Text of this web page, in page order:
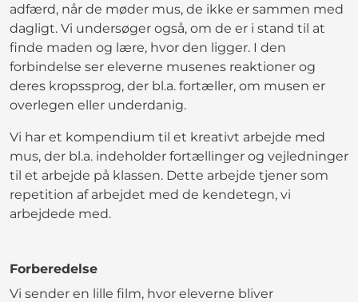
adfærd, når de møder mus, de ikke er sammen med
dagligt. Vi undersøger også, om de er i stand til at
finde maden og lære, hvor den ligger. I den
forbindelse ser eleverne musenes reaktioner og
deres kropssprog, der bl.a. fortæller, om musen er
overlegen eller underdanig.
Vi har et kompendium til et kreativt arbejde med
mus, der bl.a. indeholder fortællinger og vejledninger
til et arbejde på klassen. Dette arbejde tjener som
repetition af arbejdet med de kendetegn, vi
arbejdede med.
Forberedelse
Vi sender en lille film, hvor eleverne bliver